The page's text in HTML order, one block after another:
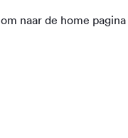
om naar de home